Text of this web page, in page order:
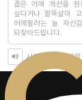
좁은 어깨 개선을 원
싶다거나 팔뚝살이
어깨필러는 늘 자신
되찾아드립니다.
시각장애인을 위